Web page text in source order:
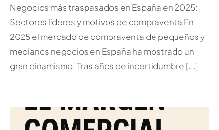
Negocios más traspasados en España en 2025:
Sectores líderes y motivos de compraventa En
2025 el mercado de compraventa de pequeños y
medianos negocios en España ha mostrado un
gran dinamismo. Tras años de incertidumbre [...]